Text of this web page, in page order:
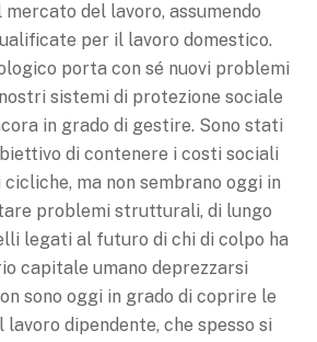
del lavoro, assumendo
per il lavoro domestico.
porta con sé nuovi problemi
sistemi di protezione sociale
in grado di gestire. Sono stati
di contenere i costi sociali
ma non sembrano oggi in
problemi strutturali, di lungo
legati al futuro di chi di colpo ha
capitale umano deprezzarsi
sono oggi in grado di coprire le
lavoro dipendente, che spesso si